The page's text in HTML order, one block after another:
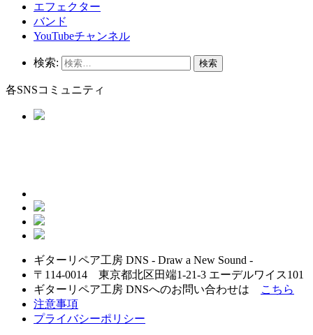
エフェクター
バンド
YouTubeチャンネル
検索:
各SNSコミュニティ
ギターリペア工房 DNS - Draw a New Sound -
〒114-0014 東京都北区田端1-21-3 エーデルワイス101
ギターリペア工房 DNSへのお問い合わせは
こちら
注意事項
プライバシーポリシー